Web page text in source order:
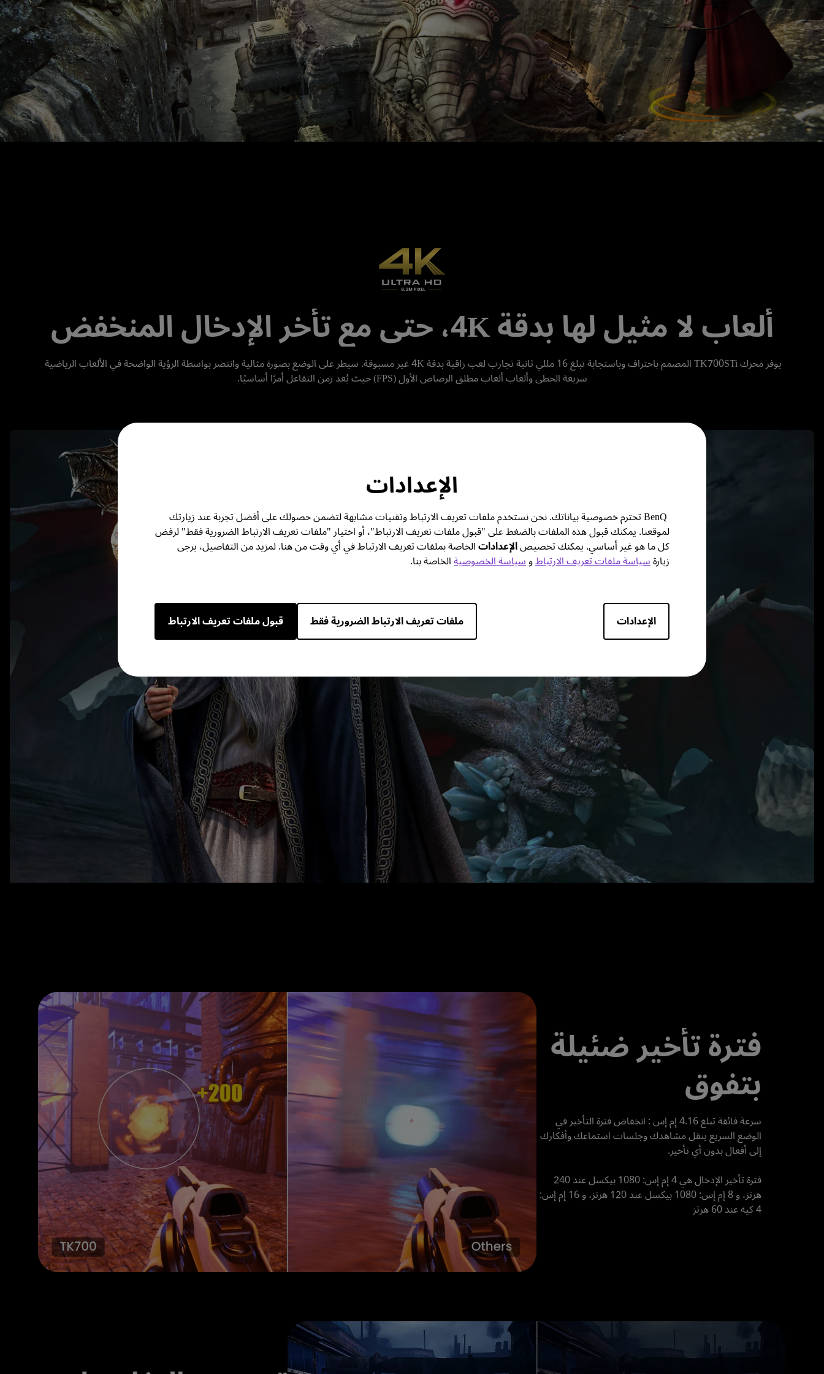
الإعدادات
BenQ تحترم خصوصية بياناتك. نحن نستخدم ملفات تعريف الارتباط وتقنيات مشابهة لتضمن حصولك على أفضل تجربة عند زيارتك
لموقعنا. يمكنك قبول هذه الملفات بالضغط على "قبول ملفات تعريف الارتباط"، أو اختيار "ملفات تعريف الارتباط الضرورية فقط" لرفض
كل ما هو غير أساسي. يمكنك تخصيصالإعداداتالخاصة بملفات تعريف الارتباط في أي وقت من هنا. لمزيد من التفاصيل، يرجى
زيارةسياسة ملفات تعريف الارتباطوسياسة الخصوصيةالخاصة بنا.
الإعدادات ملفات تعريف الارتباط الضرورية فقط قبول ملفات تعريف الارتباط
ألعاب لا مثيل لها بدقة 4K، حتى مع تأخر الإدخال المنخفض
سريعة الخطى وألعاب ألعاب مطلق الرصاص الأول (FPS) حيث يُعد زمن التفاعل أمرًا أساسيًا.
فترة تأخير ضئيلة
بتفوق
4 كيه عند 60 هرتز